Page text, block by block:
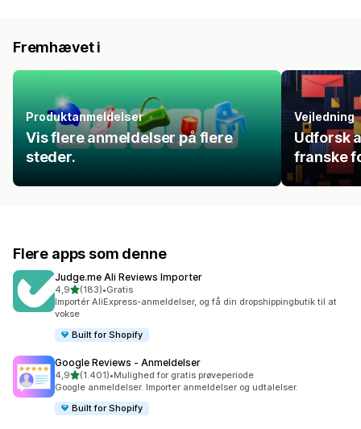
Fremhævet i
Produktanmeldelser
Vis flere anmeldelser på flere
steder.
Vejledning
Udforsk
franske
Flere apps som denne
Judge.me Ali Reviews Importer
4,9ud af 5 stjerner
(183)
183 anmeldelser i alt
•Gratis
Importér AliExpress-anmeldelser, og få din dropshippingbutik til at
vokse
Built for Shopify
Google Reviews ‑ Anmeldelser
4,9ud af 5 stjerner
(1.401)
1401 anmeldelser i alt
•Mulighed for gratis prøveperiode
Google anmeldelser. Importer anmeldelser og udtalelser.
Built for Shopify